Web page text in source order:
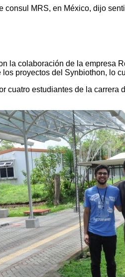
consul MRS, en México, dijo
la colaboración de la empresa
proyectos del Synbiothon, lo
cuatro estudiantes de la carrera